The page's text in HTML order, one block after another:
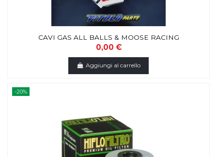
CAVI GAS ALL BALLS & MOOSE RACING
0,00 €
Aggiungi al carrello
-20%